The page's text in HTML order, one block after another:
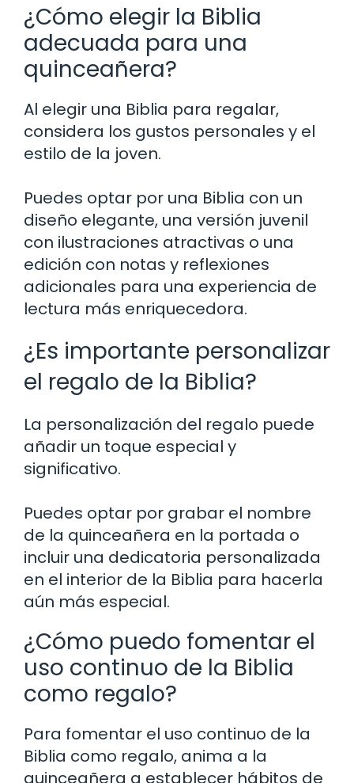
¿Cómo elegir la Biblia
adecuada para una
quinceañera?
Al elegir una Biblia para regalar,
considera los gustos personales y el
estilo de la joven.
Puedes optar por una Biblia con un
diseño elegante, una versión juvenil
con ilustraciones atractivas o una
edición con notas y reflexiones
adicionales para una experiencia de
lectura más enriquecedora.
¿Es importante personalizar
el regalo de la Biblia?
La personalización del regalo puede
añadir un toque especial y
significativo.
Puedes optar por grabar el nombre
de la quinceañera en la portada o
incluir una dedicatoria personalizada
en el interior de la Biblia para hacerla
aún más especial.
¿Cómo puedo fomentar el
uso continuo de la Biblia
como regalo?
Para fomentar el uso continuo de la
Biblia como regalo, anima a la
quinceañera a establecer hábitos de